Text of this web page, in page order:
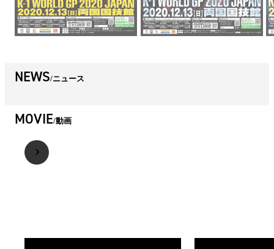
NEWS ニュース
MOVIE 動画